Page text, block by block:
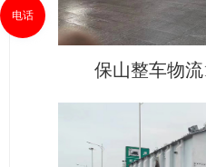
保山整车物
电话